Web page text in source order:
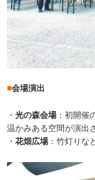
■会場演出
・ 光の森会場 ：初開催
温かみある空間が演出
・ 花畑広場 ：竹灯りな